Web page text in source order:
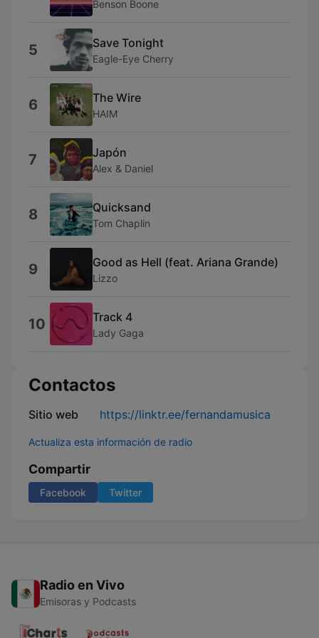
Benson Boone
5 Save Tonight
Eagle-Eye Cherry
6 The Wire
HAIM
7 Japón
Alex & Daniel
8 Quicksand
Tom Chaplin
9 Good as Hell (feat. Ariana Grande)
Lizzo
10 Track 4
Lady Gaga
Contactos
Sitio web https://linktr.ee/fernandamusica
Actualiza esta información de radio
Compartir
Facebook Twitter
Radio en Vivo
Emisoras y Podcasts